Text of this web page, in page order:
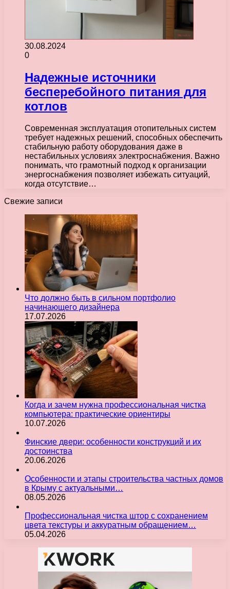
30.08.2024
0
Надежные источники
бесперебойного питания для
котлов
Современная эксплуатация отопительных систем
требует надежных решений, способных обеспечить
стабильную работу оборудования даже в
нестабильных условиях электроснабжения. Важно
понимать, что грамотный подход к организации
энергоснабжения позволяет избежать ситуаций,
когда отсутствие…
Свежие записи
Что должно быть в сильном портфолио
начинающего дизайнера
17.07.2026
Когда и зачем нужна профессиональная чистка
компьютера: практические ориентиры
10.07.2026
Финские двери: особенности конструкций и их
достоинства
20.06.2026
Особенности и этапы строительства частных домов
в Крыму с актуальными…
08.05.2026
Профессиональная чистка штор с сохранением
цвета текстуры и аккуратным обращением…
05.04.2026